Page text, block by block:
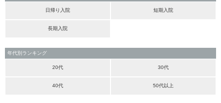
日帰り入院 短期入院
長期入院
年代別ランキング
20代 30代
40代 50代以上